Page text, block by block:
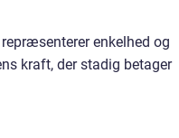
enkelhed og
kraft, der stadig betager